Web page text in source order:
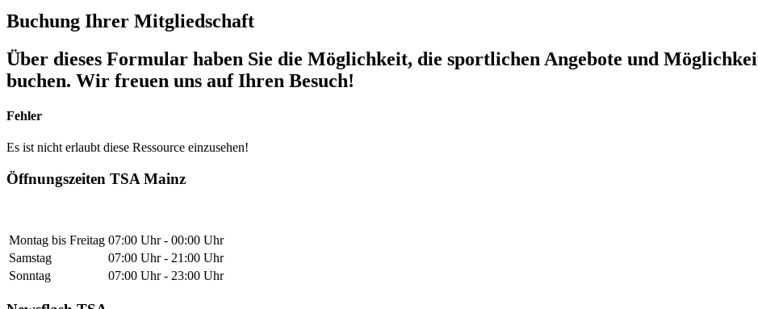
Buchung Ihrer Mitgliedschaft
Über dieses Formular haben Sie die Möglichkeit, die sportlichen Angebote und
buchen. Wir freuen uns auf Ihren Besuch!
Fehler
Es ist nicht erlaubt diese Ressource einzusehen!
Öffnungszeiten TSA Mainz
Montag bis Freitag 07:00 Uhr - 00:00 Uhr
Samstag
07:00 Uhr - 21:00 Uhr
Sonntag
07:00 Uhr - 23:00 Uhr